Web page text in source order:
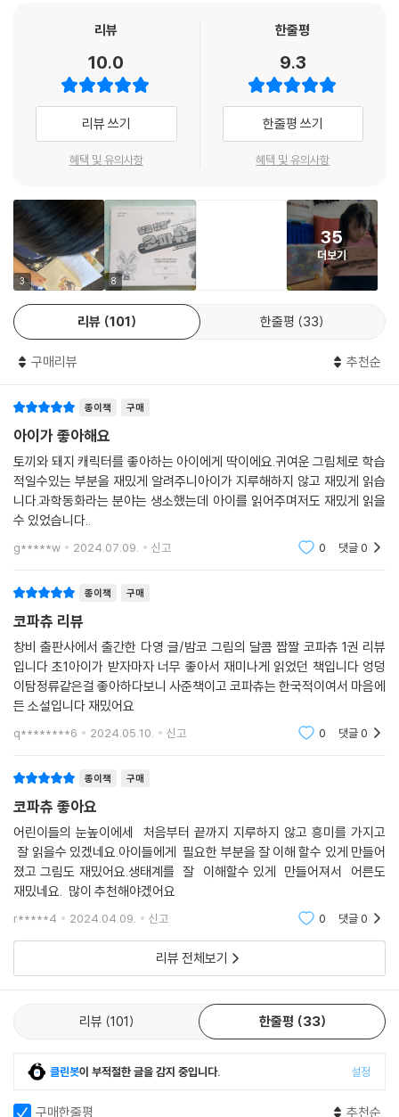
번뜩이는 과학 지식으로 바람마을의 별별 사건을 해결해 드립니다
코파츄와 버니는 바람마을의 생태계와 관련한 별별 사건과 맞닥뜨린다. 바
람해수욕장에 덩그러니 놓인 알의 부모를 찾아 주기 위해 추리를 펼치고,
엉망이 된 바람마을 주민 대표 선발 대회에서 활약한다. 바람마을을 하루
는 흥미진진한 대결이 펼쳐지기도 한다. 한편 버니는 마을에 홀로 남아 “그
저 영상을 찍는 피디일 뿐”이라며 “혼자서는 아무것도 할 수 없”다고 자책
하다가도 바람마을을 구하기 위해 용기를 낸다. 코파츄와 버니는 바람마을
을 공격한 까시레나의 배후에 ‘마법사 스컹크’가 있다는 것을 알아낸다. 과
연 코파츄와 버니는 마법사 스컹크의 정체를 밝혀낼 수 있을까? 바람마을
은 앞으로 어떤 위기에 처하게 될까? 찰떡궁합을 자랑하는 코파츄와 버니
의 활약은 앞으로도 계속된다.
“자고로 멋쟁이는 과학 공부를 게을리하지 않는 법!”
현직 교사이자 EBS 교재 집필진인 다영 작가는 독서 활동 시간에 읽기책
에 통 집중하지 못하는 어린이들을 보고 생각에 잠겼다. ‘내가 직접 만화보
다 더 재밌는 읽기책을 써 보면 어떨까?’ 하는 고민에서 모두가 낄낄대며
읽을 수 있는 과학동화 『달콤 짭짤 코파츄』가 탄생했다. 양쪽 콧구멍에 각
각 리코더를 꽂고 천상의 콧바람으로 리코더를 부는 코파츄의 모습을 보면
웃음이 터지지 않고는 못 배길 것이다. 2021년 볼로냐 라가치상을 수상한
하고 코파츄와 버니를 살아 숨 쉬는 캐릭터로 탄생시켰다.
과학영재교육을 공부하고 2022년 수학 검정 교과서 연구위원으로 참여한
다영 작가는 쉴 새 없이 터지는 유머의 향연 속에 초등교과에서 배우는 과
학 지식을 자연스럽게 녹여 냈다. 1권에는 ‘생태계’를 주제로 ‘동물의 한살
이’(3학년 1학기), ‘동물의 생활’(3학년 2학기), ‘생물과 환경’(5학년 2학
기)과 연계되는 알찬 지식을 담았다. 미로 찾기, 퀴즈 등의 액티비티는 호
기심과 집중을 끌어올려 초등 저학년부터 고학년 독자까지 사로잡는다. 유
튜브나 만화를 보듯 몰입하여 책장을 넘기다 보면 어느새 달콤 짭짤한 과
리뷰
10.0
리뷰 쓰기
혜택 및 유의사항
한줄평
9.3
한줄평 쓰기
혜택 및 유의사항
3 8
35
더보기
리뷰 101 한줄평 33
구매리뷰 추천순
종이책 구매
아이가 좋아해요
토끼와 돼지 캐릭터를 좋아하는 아이에게 딱이에요.귀여운 그림체로 학습
적일수있는 부분을 재밌게 알려주니아이가 지루해하지 않고 재밌게 읽습
니다.과학동화라는 분야는 생소했는데 아이를 읽어주며저도 재밌게 읽을
수 있었습니다..
g*****w 2024.07.09. 신고 0 댓글0
종이책 구매
코파츄 리뷰
창비 출판사에서 출간한 다영 글/밤코 그림의 달콤 짭짤 코파츄 1권 리뷰
입니다 초1아이가 받자마자 너무 좋아서 재미나게 읽었던 책입니다 엉덩
이탐정류같은걸 좋아하다보니 사준책이고 코파츄는 한국적이여서 마음에
든 소설입니다 재밌어요
q********6 2024.05.10. 신고 0 댓글0
종이책 구매
코파츄 좋아요
어린이들의 눈높이에세 처음부터 끝까지 지루하지 않고 흥미를 가지고
잘 읽을수 있겠네요.아이들에게 필요한 부분을 잘 이해 할수 있게 만들어
졌고 그림도 재밌어요.생태계를 잘 이해할수 있게 만들어져서 어른도
재밌네요. 많이 추천해야겠어요
r*****4 2024.04.09. 신고 0 댓글0
리뷰 전체보기
리뷰 101 한줄평 33
클린봇이 부적절한 글을 감지 중입니다. 설정
구매한줄평 추천순